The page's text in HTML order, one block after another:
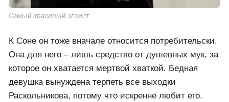
Самый красивый эгоист
К Соне он тоже вначале относится потребительски.
Она для него – лишь средство от душевных мук, за
которое он хватается мертвой хваткой. Бедная
девушка вынуждена терпеть все выходки
Раскольникова, потому что искренне любит его.